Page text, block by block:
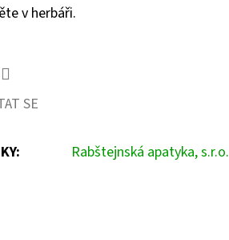
v herbáři.
SE
: Rabštejnská apatyka, s.r.o.